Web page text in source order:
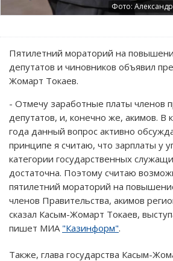
Фото:
Пятилетний мораторий на
депутатов и чиновников объявил
Жомарт Токаев.
- Отмечу заработные платы членов
депутатов, и, конечно же, акимов. В
года данный вопрос активно
принципе я считаю, что зарплаты у
категории государственных
достаточна. Поэтому считаю
пятилетний мораторий на
членов Правительства, акимов
сказал Касым-Жомарт Токаев,
пишет МИА "Казинформ".
Также, глава государства Касым-